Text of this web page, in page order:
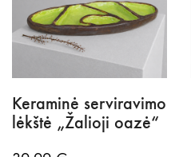
Keraminė serviravimo
lėkštė „Žalioji oazė“